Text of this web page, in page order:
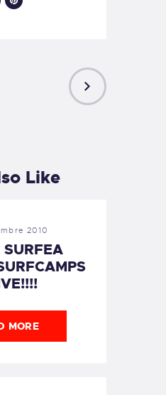
Like
2010
MORE